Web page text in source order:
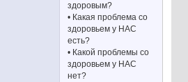
здоровым?
• Какая проблема со
здоровьем у НАС
есть?
• Какой проблемы со
здоровьем у НАС
нет?